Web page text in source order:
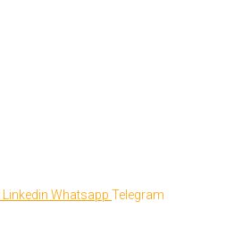
Linkedin Whatsapp Telegram